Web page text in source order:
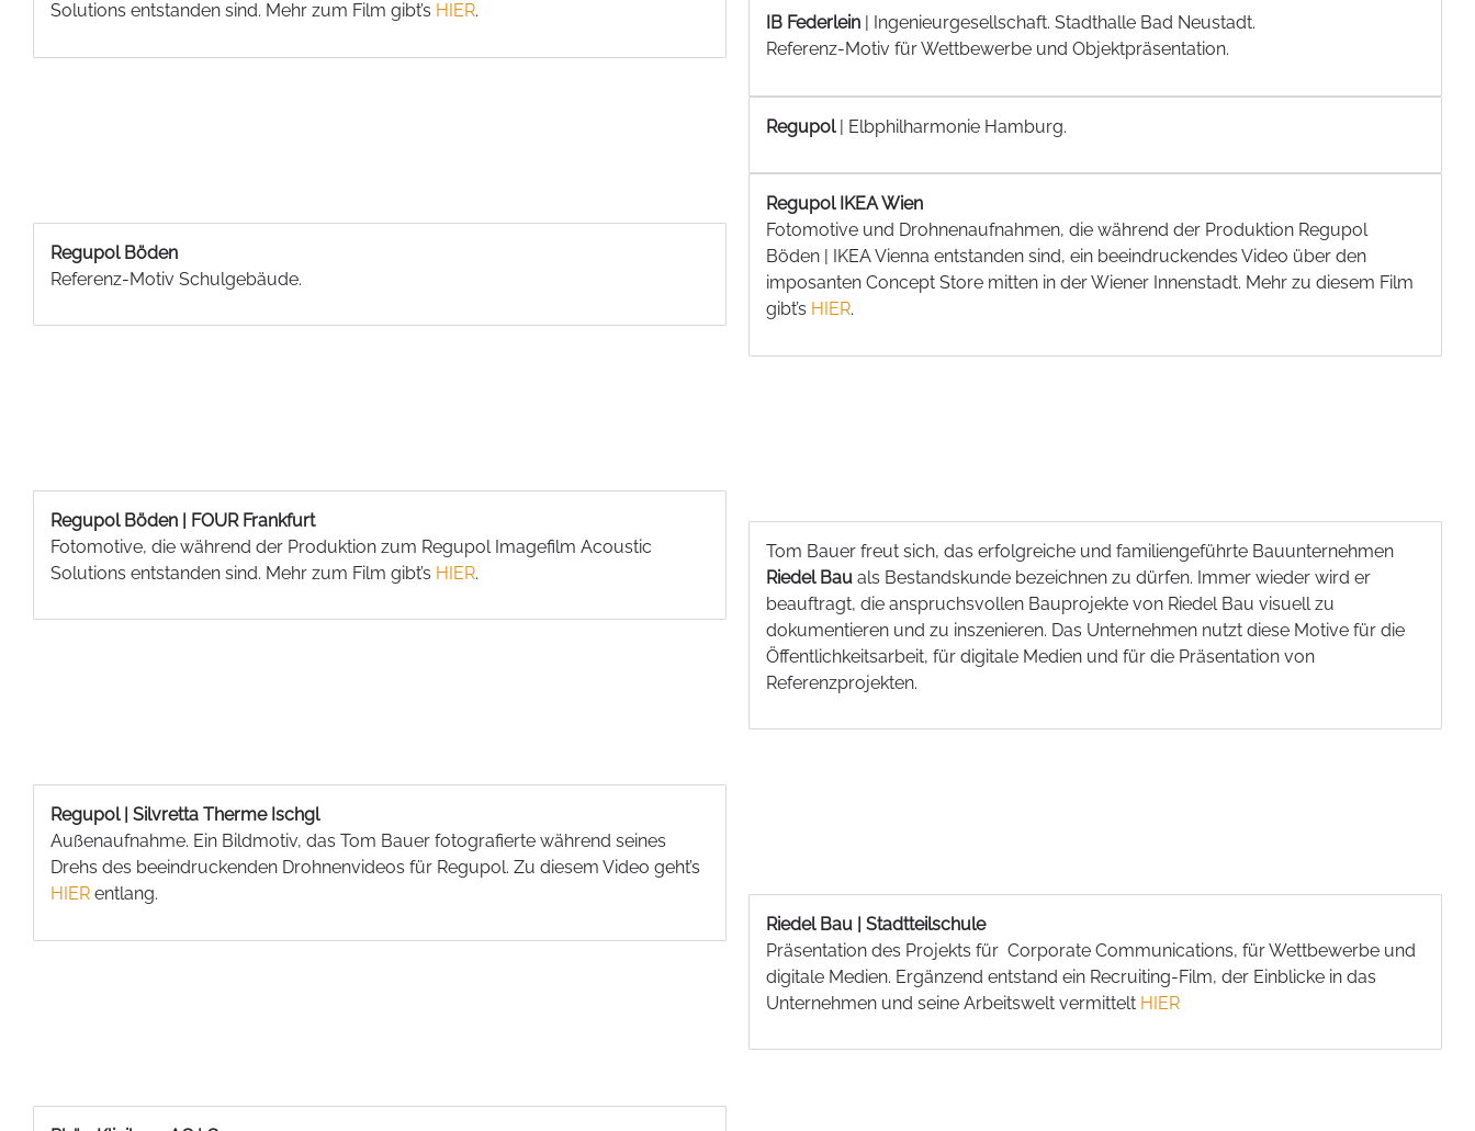
Solutions entstanden sind. Mehr zum Film gibt’s HIER.
Regupol Böden
Referenz-Motiv Schulgebäude.
Regupol Böden | FOUR Frankfurt
Fotomotive, die während der Produktion zum Regupol Imagefilm Acoustic
Solutions entstanden sind. Mehr zum Film gibt’s HIER.
Regupol | Silvretta Therme Ischgl
Außenaufnahme. Ein Bildmotiv, das Tom Bauer fotografierte während seines
Drehs des beeindruckenden Drohnenvideos für Regupol. Zu diesem Video geht’s
HIER entlang.
IB Federlein
| Ingenieurgesellschaft. Stadthalle Bad Neustadt.
Referenz-Motiv für Wettbewerbe und Objektpräsentation.
Regupol | Elbphilharmonie Hamburg.
Regupol IKEA Wien
Fotomotive und Drohnenaufnahmen, die während der Produktion Regupol
Böden | IKEA Vienna entstanden sind, ein beeindruckendes Video über den
imposanten Concept Store mitten in der Wiener Innenstadt. Mehr zu diesem Film
gibt’s HIER.
Tom Bauer freut sich, das erfolgreiche und familiengeführte Bauunternehmen
Riedel Bau als Bestandskunde bezeichnen zu dürfen. Immer wieder wird er
beauftragt, die anspruchsvollen Bauprojekte von Riedel Bau visuell zu
dokumentieren und zu inszenieren. Das Unternehmen nutzt diese Motive für die
Öffentlichkeitsarbeit, für digitale Medien und für die Präsentation von
Referenzprojekten.
Riedel Bau | Stadtteilschule
Präsentation des Projekts für Corporate Communications, für Wettbewerbe und
digitale Medien. Ergänzend entstand ein Recruiting-Film, der Einblicke in das
Unternehmen und seine Arbeitswelt vermittelt HIER